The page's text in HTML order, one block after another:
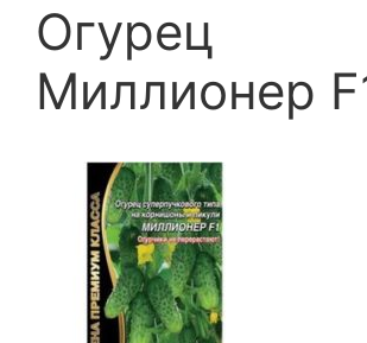
Огурец
Миллионер